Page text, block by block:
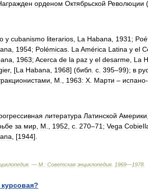
орденом Октябрьской Революции (
у cubanismo literarios La Habana 1931 ;
1954; Polémicas La América Latina у el
1963; Acerca de la paz у el desarme La
, [La Habana 1968] (библ с 395‒99); в
М 1963: Х Марти ‒ испано-
литература Латинской Америки
за мир М 1952 с 270‒71 ; Vega
, [1944].
. — М : Советская энциклопедия 1969—1978